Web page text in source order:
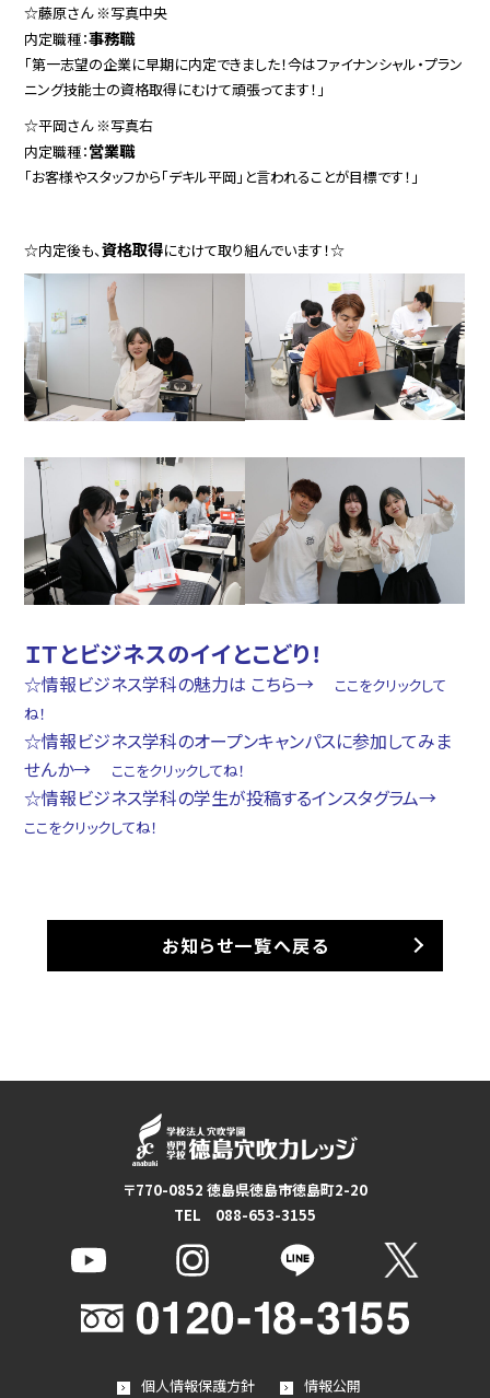
☆藤原さん ※写真中央
内定職種：事務職
「第一志望の企業に早期に内定できました！今はファイナンシャル・プラン
ニング技能士の資格取得にむけて頑張ってます！」
☆平岡さん ※写真右
内定職種：営業職
「お客様やスタッフから「デキル平岡」と言われることが目標です！」
☆内定後も、資格取得にむけて取り組んでいます！☆
ＩＴとビジネスのイイとこどり！
☆情報ビジネス学科の魅力は こちら→
ここをクリックして
ね！
☆情報ビジネス学科のオープンキャンパスに参加してみま
せんか→
ここをクリックしてね！
☆情報ビジネス学科の学生が投稿するインスタグラム→
ここをクリックしてね！
お知らせ一覧へ戻る
〒770-0852 徳島県徳島市徳島町2-20
TEL 088-653-3155
個人情報保護方針 情報公開